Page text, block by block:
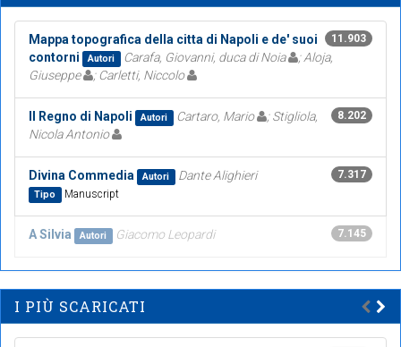
11.903
Mappa topografica della citta di Napoli e de' suoi
contorni
Autori Carafa, Giovanni, duca di Noia
; Aloja,
Giuseppe
; Carletti, Niccolo
8.202
Il Regno di Napoli Autori Cartaro, Mario
; Stigliola,
Nicola Antonio
7.317
Divina Commedia Autori Dante Alighieri
Tipo Manuscript
7.145
A Silvia Autori Giacomo Leopardi
I PIÙ SCARICATI